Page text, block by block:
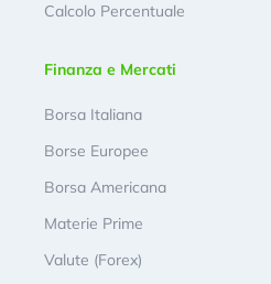
Calcolo Percentuale
Finanza e Mercati
Borsa Italiana
Borse Europee
Borsa Americana
Materie Prime
Valute (Forex)